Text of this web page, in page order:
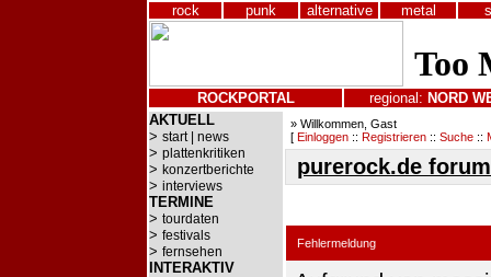
rock punk alternative metal
ROCKPORTAL regional: NORD
AKTUELL
> start | news
> plattenkritiken
> konzertberichte
> interviews
TERMINE
> tourdaten
> festivals
> fernsehen
INTERAKTIV
» Willkommen, Gast
[ Einloggen :: Registrieren :: Suche ::
purerock.de forum
Fehlermeldung